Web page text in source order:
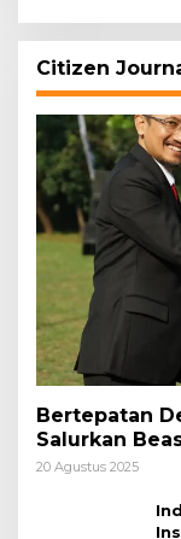
Citizen
Bertepatan
Salurkan
Pelajar
20 Agustus 2025